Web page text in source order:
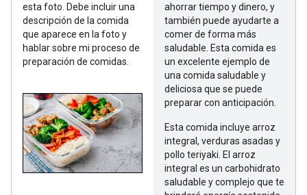
esta foto. Debe incluir una
descripción de la comida
que aparece en la foto y
hablar sobre mi proceso de
preparación de comidas.
ahorrar tiempo y dinero, y
también puede ayudarte a
comer de forma más
saludable. Esta comida es
un excelente ejemplo de
una comida saludable y
deliciosa que se puede
preparar con anticipación.
Esta comida incluye arroz
integral, verduras asadas y
pollo teriyaki. El arroz
integral es un carbohidrato
saludable y complejo que te